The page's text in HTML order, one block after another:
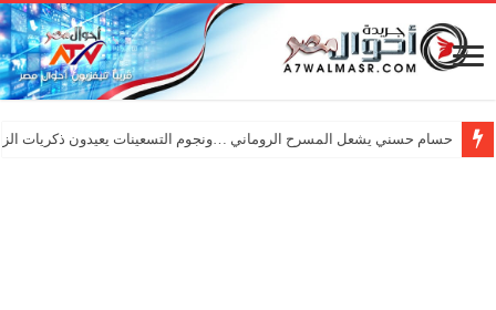
حسام حسني يشعل المسرح الروماني …ونجوم التسعينات يعيدون ذكريات